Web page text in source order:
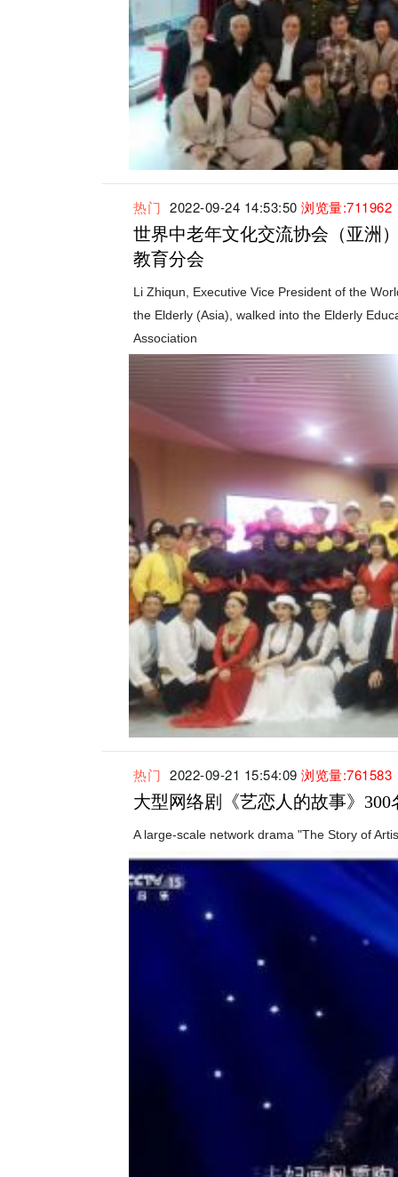
热门 2022-09-24 14:53:50 浏览量:711962
世界中老年文化交流协会（亚洲
教育分会
Li Zhiqun, Executive Vice President of the
the Elderly (Asia), walked into the Elderly
Association
热门 2022-09-21 15:54:09 浏览量:761583
大型网络剧《艺恋人的故事》
A large-scale network drama "The Story of